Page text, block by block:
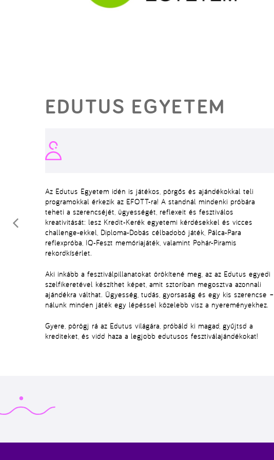
EDUTUS EGYETEM
Az Edutus Egyetem idén is játékos, pörgős és ajándékokkal teli
programokkal érkezik az EFOTT-ra! A standnál mindenki próbára
teheti a szerencséjét, ügyességét, reflexeit és fesztiválos
kreativitását: lesz Kredit-Kerék egyetemi kérdésekkel és vicces
challenge-ekkel, Diploma-Dobás célbadobó játék, Pálca-Para
reflexpróba, IQ-Feszt memóriajáték, valamint Pohár-Piramis
rekordkísérlet.
Aki inkább a fesztiválpillanatokat örökítené meg, az az Edutus egyedi
szelfikeretével készíthet képet, amit sztoriban megosztva azonnali
ajándékra válthat. Ügyesség, tudás, gyorsaság és egy kis szerencse –
nálunk minden játék egy lépéssel közelebb visz a nyereményekhez.
Gyere, pörögj rá az Edutus világára, próbáld ki magad, gyűjtsd a
krediteket, és vidd haza a legjobb edutusos fesztiválajándékokat!